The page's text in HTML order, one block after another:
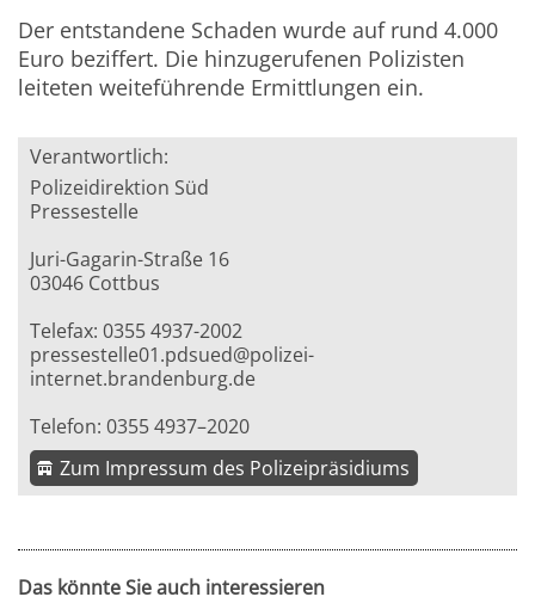
Der entstandene Schaden wurde auf rund 4.000
Euro beziffert. Die hinzugerufenen Polizisten
leiteten weiteführende Ermittlungen ein.
Verantwortlich:
Polizeidirektion Süd
Pressestelle
Juri-Gagarin-Straße 16
03046 Cottbus
Telefax: 0355 4937-2002
pressestelle01.pdsued@polizei-
internet.brandenburg.de
Telefon: 0355 4937–2020
Zum Impressum des Polizeipräsidiums
Das könnte Sie auch interessieren